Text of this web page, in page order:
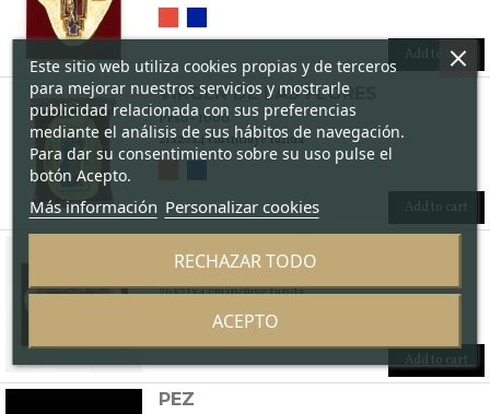
Add to cart
VIRGEN DE LAS FLORES
Peso - 1000
21x26x4 cm incluye funda
Add to cart
Peso - 1000
26x21x4 cm incluye funda
Add to cart
PEZ
Este sitio web utiliza cookies propias y de terceros
para mejorar nuestros servicios y mostrarle
publicidad relacionada con sus preferencias
mediante el análisis de sus hábitos de navegación.
Para dar su consentimiento sobre su uso pulse el
botón Acepto.
Más información Personalizar cookies
RECHAZAR TODO
ACEPTO